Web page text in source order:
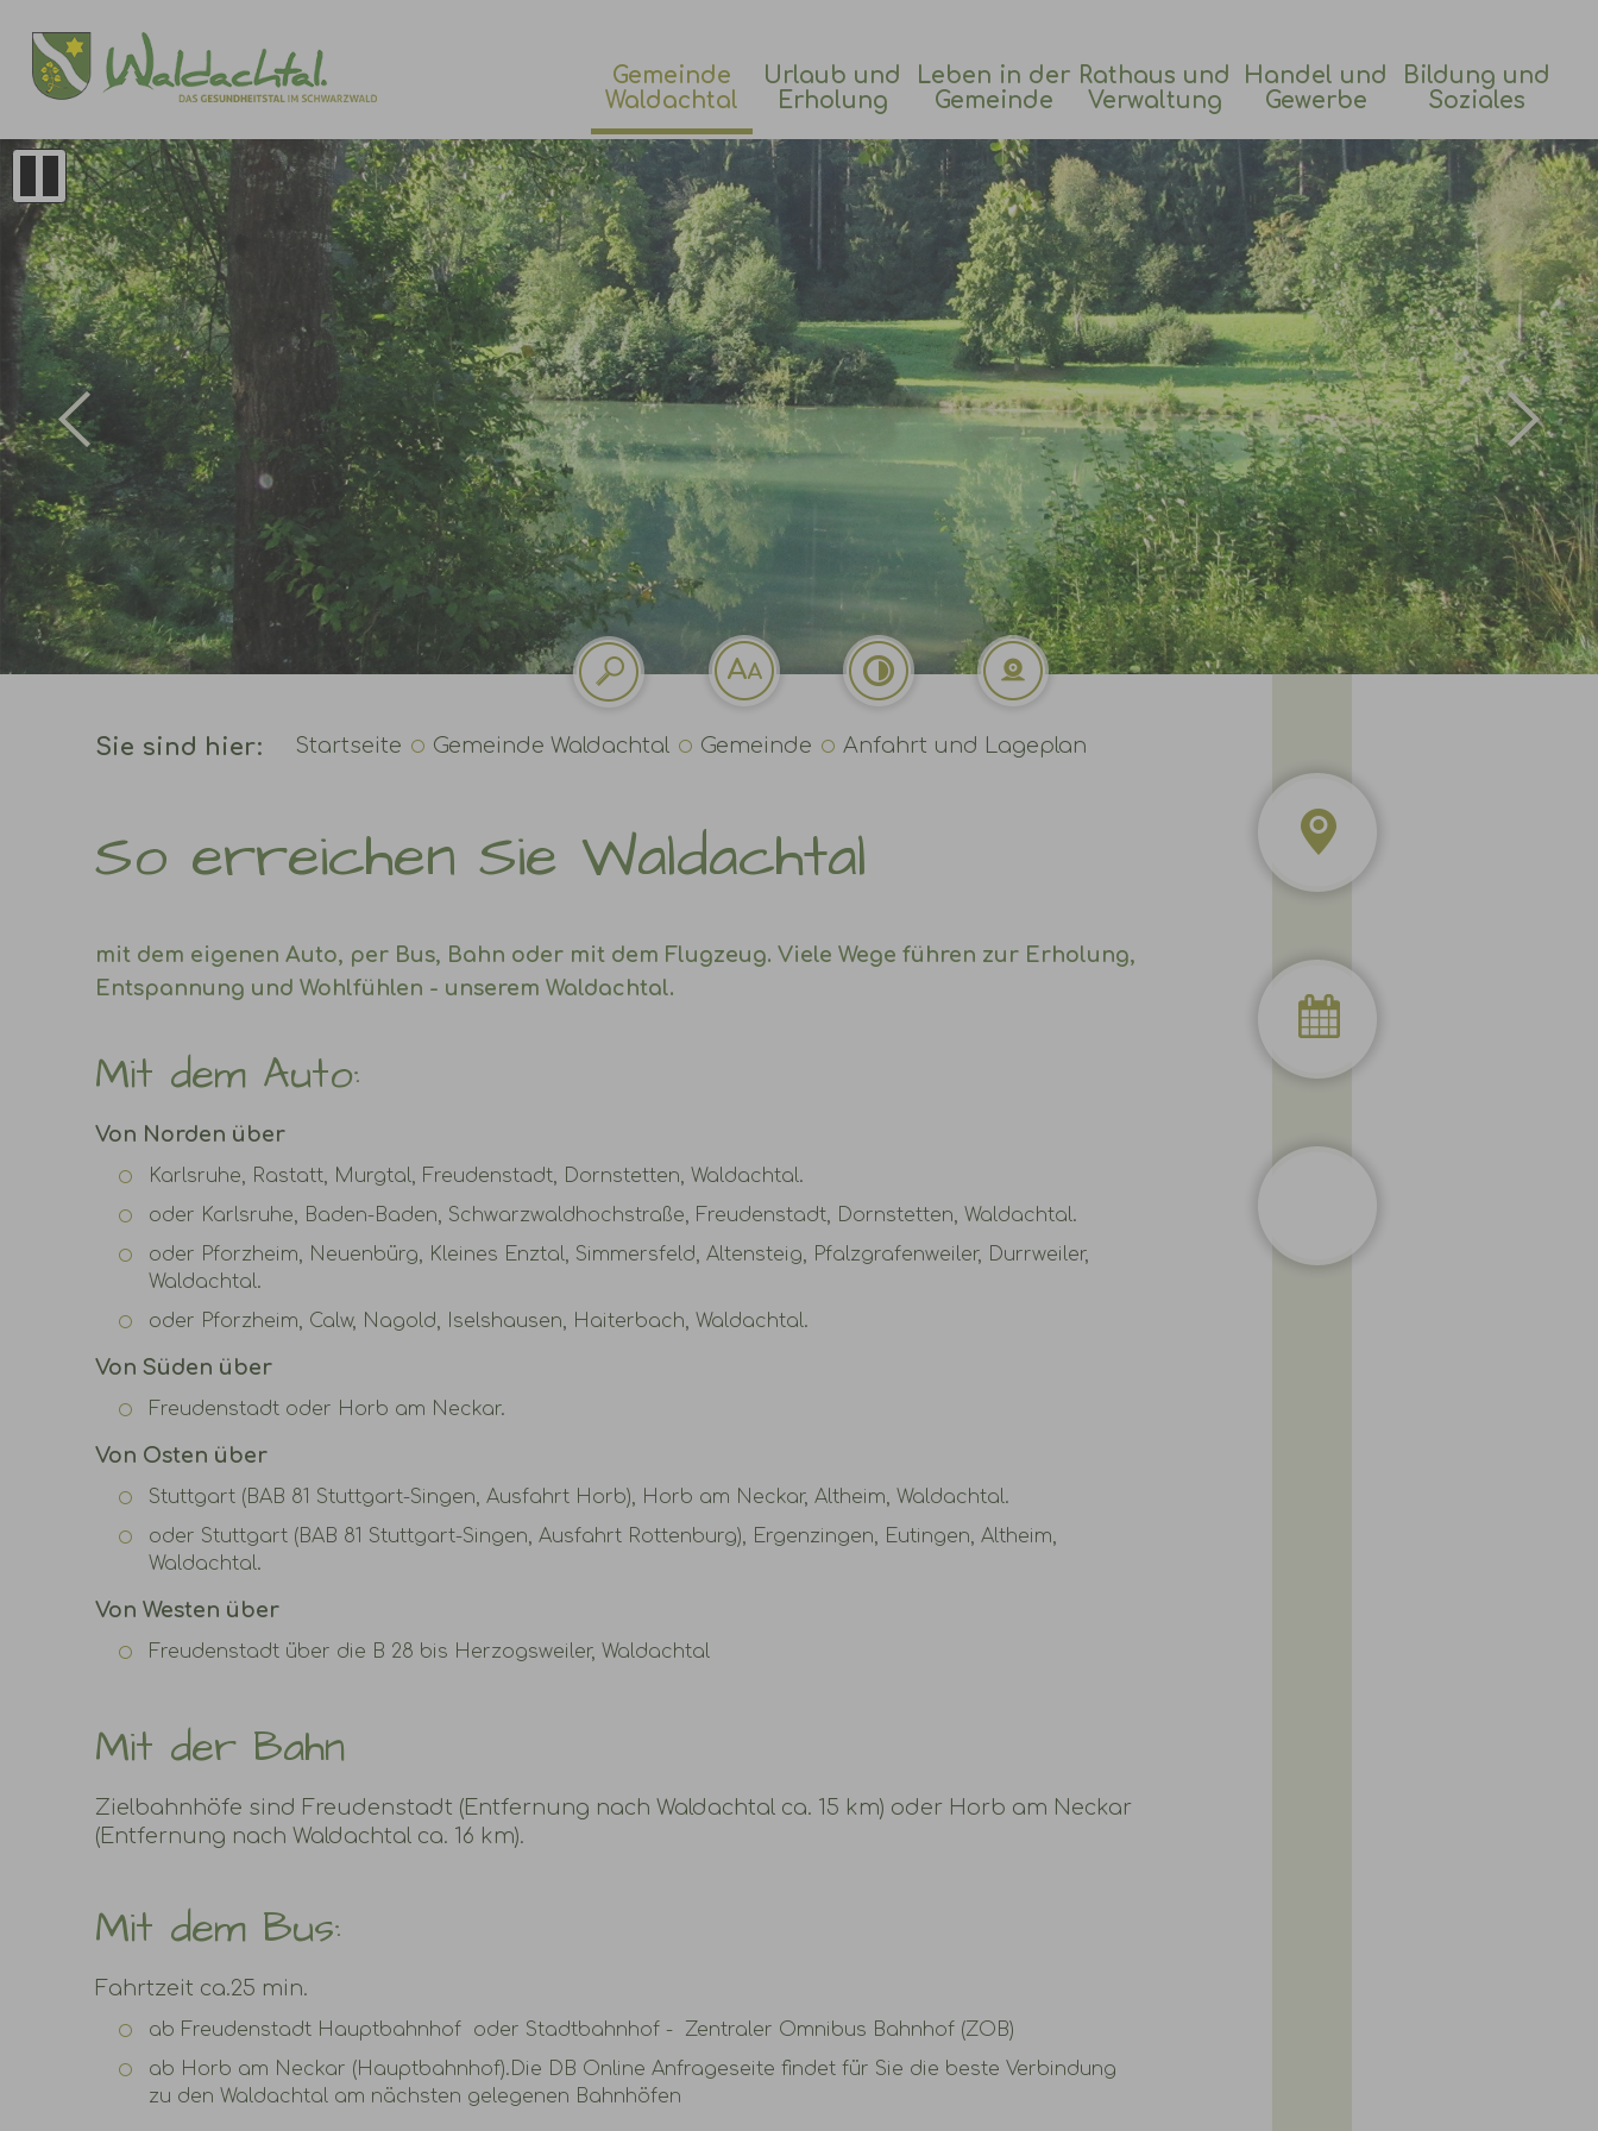
Gemeinde
Waldachtal
Urlaub und
Erholung
Leben in der
Gemeinde
Rathaus und
Verwaltung
Handel und
Gewerbe
Bildung und
Soziales
Sie sind hier: Startseite Gemeinde Waldachtal Gemeinde Anfahrt und Lageplan
So erreichen Sie Waldachtal
mit dem eigenen Auto, per Bus, Bahn oder mit dem Flugzeug. Viele Wege führen zur Erholung,
Entspannung und Wohlfühlen - unserem Waldachtal.
Mit dem Auto:
Von Norden über
Karlsruhe, Rastatt, Murgtal, Freudenstadt, Dornstetten, Waldachtal.
oder Karlsruhe, Baden-Baden, Schwarzwaldhochstraße, Freudenstadt, Dornstetten, Waldachtal.
oder Pforzheim, Neuenbürg, Kleines Enztal, Simmersfeld, Altensteig, Pfalzgrafenweiler, Durrweiler,
Waldachtal.
oder Pforzheim, Calw, Nagold, Iselshausen, Haiterbach, Waldachtal.
Von Süden über
Freudenstadt oder Horb am Neckar.
Von Osten über
Stuttgart (BAB 81 Stuttgart-Singen, Ausfahrt Horb), Horb am Neckar, Altheim, Waldachtal.
oder Stuttgart (BAB 81 Stuttgart-Singen, Ausfahrt Rottenburg), Ergenzingen, Eutingen, Altheim,
Waldachtal.
Von Westen über
Freudenstadt über die B 28 bis Herzogsweiler, Waldachtal
Mit der Bahn
Zielbahnhöfe sind Freudenstadt (Entfernung nach Waldachtal ca. 15 km) oder Horb am Neckar
(Entfernung nach Waldachtal ca. 16 km).
Mit dem Bus:
Fahrtzeit ca.25 min.
ab Freudenstadt Hauptbahnhof oder Stadtbahnhof - Zentraler Omnibus Bahnhof (ZOB)
ab Horb am Neckar (Hauptbahnhof).Die DB Online Anfrageseite findet für Sie die beste Verbindung
zu den Waldachtal am nächsten gelegenen Bahnhöfen